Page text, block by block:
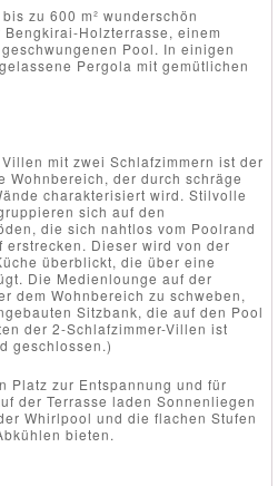
zu 600 m² wunderschön
Holzterrasse, einem
Pool. In einigen
Pergola mit gemütlichen
mit zwei Schlafzimmern ist der
Wohnbereich, der durch schräge
charakterisiert wird. Stilvolle
sich auf den
die sich nahtlos vom Poolrand
Dieser wird von der
überblickt, die über eine
Die Medienlounge auf der
dem Wohnbereich zu schweben,
Sitzbank, die auf den Pool
der 2-Schlafzimmer-Villen ist
geschlossen.)
Platz zur Entspannung und für
der Terrasse laden Sonnenliegen
Whirlpool und die flachen Stufen
bieten.